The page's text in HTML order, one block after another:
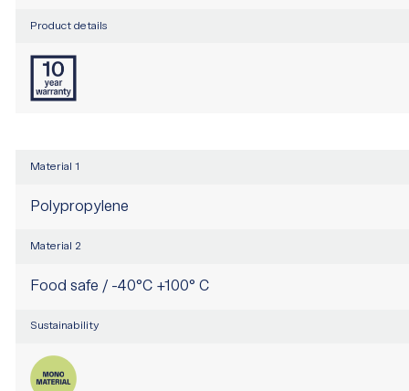
Product details
Material 1
Polypropylene
Material 2
Food safe / -40°C +100° C
Sustainability